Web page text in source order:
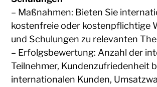
– Maßnahmen: Bieten Sie
kostenfreie oder kostenpflichtige
und Schulungen zu relevanten
– Erfolgsbewertung: Anzahl der
Teilnehmer, Kundenzufriedenheit
internationalen Kunden,